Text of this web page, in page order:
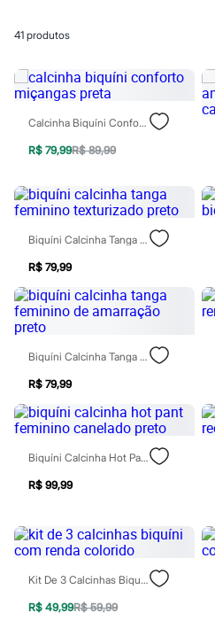
Jeans
Saias
Shorts e Bermudas
Vestidos
Acessórios
Bolsas
Bonés e Chapéus
Óculos
Relógios
Botas
Chinelos
Rasteirinhas
Sandálias
Sapatilhas
Tênis
Marcas
City
Mindset
Sawary
Yessica
Moda esportiva
Acessórios
Blusas
Calçados
Tops
Moda íntima
Calcinhas
Cintas e Modeladores
Pijamas
41 produtos
Calcinha Biquíni Conforto Miçangas Preta
R$ 79,99R$ 89,99
Biquíni Calcinha Tanga Feminino Texturizado Preto
R$ 79,99
Biquíni Calcinha Tanga Feminino De Amarração Preto
R$ 79,99
Biquíni Calcinha Hot Pant Feminino Canelado Preto
R$ 99,99
Kit De 3 Calcinhas Biquíni Com Renda Colorido
R$ 49,99R$ 59,99